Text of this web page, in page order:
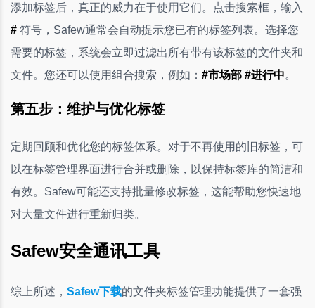
添加标签后，真正的威力在于使用它们。点击搜索框，输入
# 符号，Safew通常会自动提示您已有的标签列表。选择您
需要的标签，系统会立即过滤出所有带有该标签的文件夹和
文件。您还可以使用组合搜索，例如： #市场部 #进行中。
第五步：维护与优化标签
定期回顾和优化您的标签体系。对于不再使用的旧标签，可
以在标签管理界面进行合并或删除，以保持标签库的简洁和
有效。Safew可能还支持批量修改标签，这能帮助您快速地
对大量文件进行重新归类。
Safew安全通讯工具
综上所述， Safew下载的文件夹标签管理功能提供了一套强